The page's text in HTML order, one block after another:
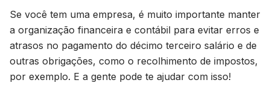
Se você tem uma empresa, é muito importante manter
a organização financeira e contábil para evitar erros e
atrasos no pagamento do décimo terceiro salário e de
outras obrigações, como o recolhimento de impostos,
por exemplo. E a gente pode te ajudar com isso!